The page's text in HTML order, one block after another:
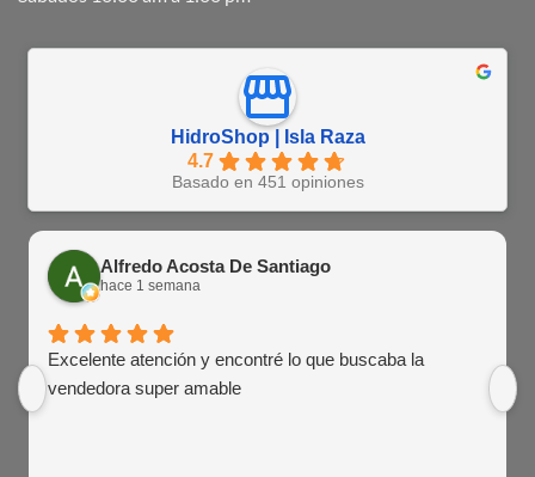
HidroShop | Isla Raza
4.7
Basado en 451 opiniones
Alfredo Acosta De Santiago
hace 1 semana
Excelente atención y encontré lo que buscaba la
vendedora super amable